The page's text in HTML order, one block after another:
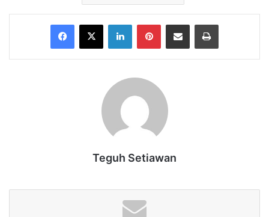
Facebook
X LinkedInPinterestShare via Email Print
Teguh Setiawan